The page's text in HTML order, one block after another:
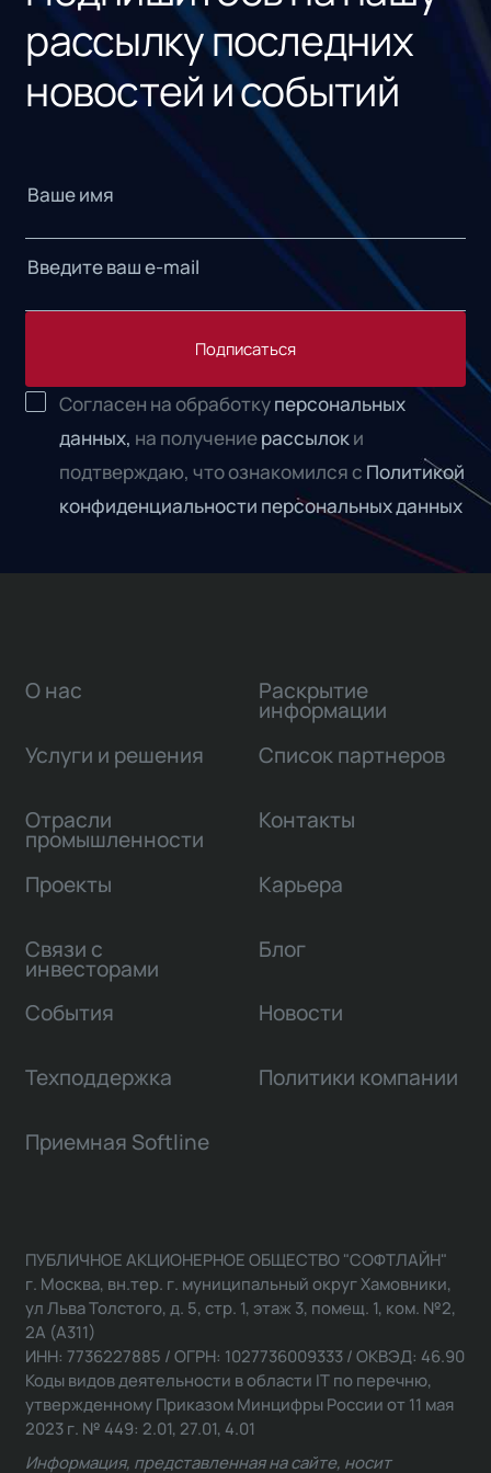
рассылку последних
новостей и событий
Подписаться
Согласен на обработкуперсональных
данных, на получениерассылоки
подтверждаю, что ознакомился с Политикой
конфиденциальности персональных данных
О нас
Услуги и решения
Отрасли
промышленности
Проекты
Связи с
инвесторами
Раскрытие
информации
Список партнеров
Контакты
Карьера
Блог
События Новости
Техподдержка Политики компании
Приемная Softline
ПУБЛИЧНОЕ АКЦИОНЕРНОЕ ОБЩЕСТВО "СОФТЛАЙН"
г. Москва, вн.тер. г. муниципальный округ Хамовники,
ул Льва Толстого, д. 5, стр. 1, этаж 3, помещ. 1, ком. №2,
2А (А311)
ИНН: 7736227885 / ОГРН: 1027736009333 / ОКВЭД: 46.90
Коды видов деятельности в области IT по перечню,
утвержденному Приказом Минцифры России от 11 мая
2023 г. № 449: 2.01, 27.01, 4.01
Информация, представленная на сайте, носит